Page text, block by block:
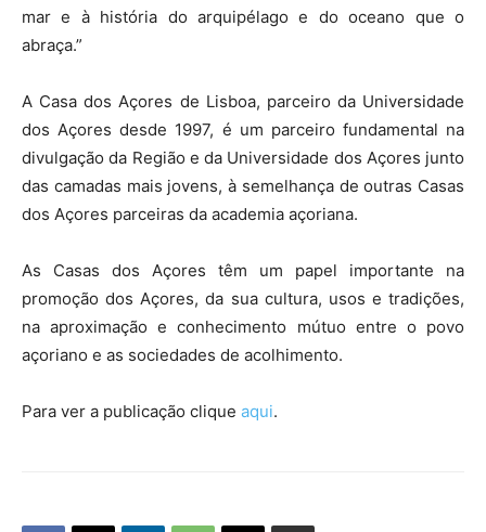
mar e à história do arquipélago e do oceano que o
abraça.”
A Casa dos Açores de Lisboa, parceiro da Universidade
dos Açores desde 1997, é um parceiro fundamental na
divulgação da Região e da Universidade dos Açores junto
das camadas mais jovens, à semelhança de outras Casas
dos Açores parceiras da academia açoriana.
As Casas dos Açores têm um papel importante na
promoção dos Açores, da sua cultura, usos e tradições,
na aproximação e conhecimento mútuo entre o povo
açoriano e as sociedades de acolhimento.
Para ver a publicação clique aqui.